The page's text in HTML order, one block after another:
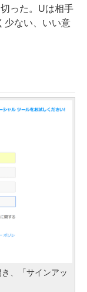
った。Uは相手
少ない、いい意
、「サインアッ